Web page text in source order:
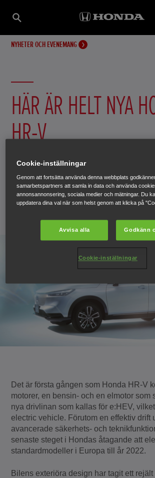
NYHETER OCH EVENEMANG
HÄR ÄR HELT NYA
HR-V
Honda HR-V blir nästa Honda-modell efter
Jazz/Jazz Crosstar som förses med
standard.
Det är första gången som Honda HR-V
motorer, en bensin- och en elmotor som
nya drivlinan som kallas för e:HEV,
electric vehicle. Förutom en effektiv drift
avancerade säkerhets- och
senaste steget i Hondas åtagande att
standardmodeller i Europa till år 2022.
Bilens exteriöra design har tagit ett
Cookie-inställningar
Genom att fortsätta använda denna webbplats
samarbetspartners att samla in data och använda
annonsannonsering, sociala medier och mätningar. Du
uppdatera dina val när som helst genom att klicka på
Avvisa alla Godkänn
Cookie-inställningar